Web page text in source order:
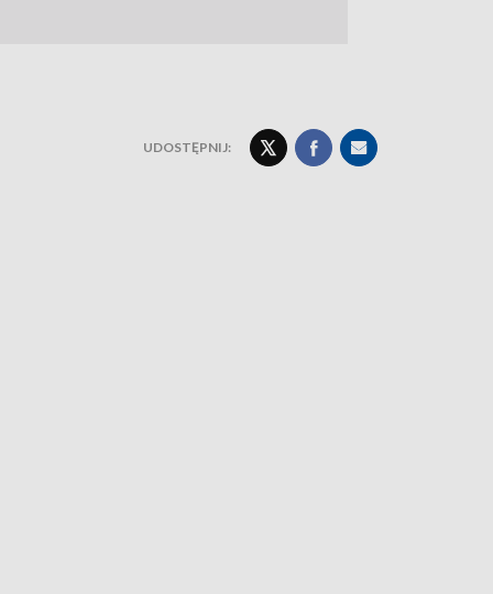
UDOSTĘPNIJ: